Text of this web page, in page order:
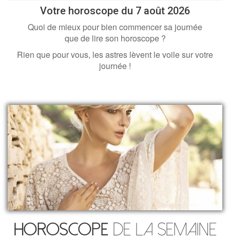
Votre horoscope du 7 août 2026
Quoi de mieux pour bien commencer sa journée
que de lire son horoscope ?
Rien que pour vous, les astres lèvent le voile sur votre
journée !
Horoscope de la semaine